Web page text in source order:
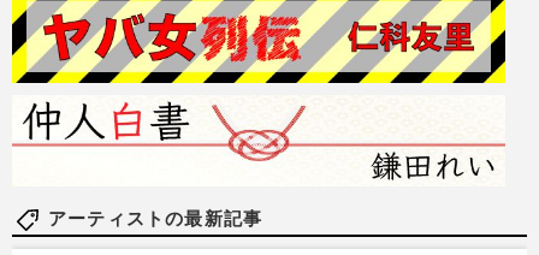
アーティストの最新記事